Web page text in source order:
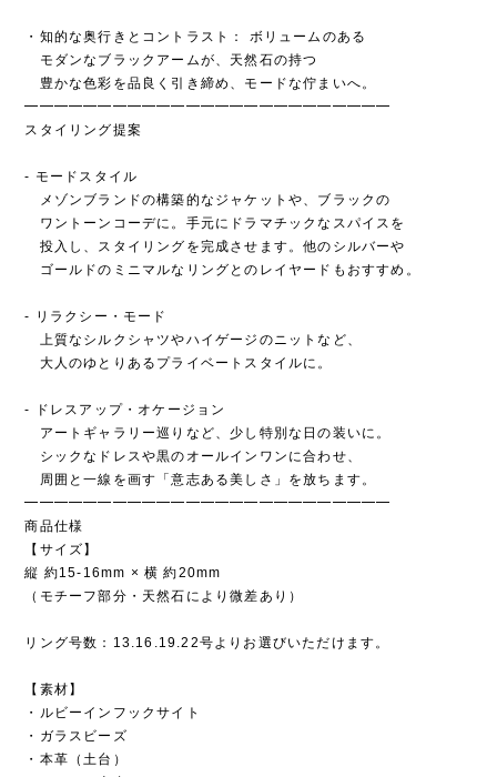
・知的な奥行きとコントラスト： ボリュームのある
モダンなブラックアームが、天然石の持つ
豊かな色彩を品良く引き締め、モードな佇まいへ。
━━━━━━━━━━━━━━━━━━━━━━━━━
スタイリング提案
- モードスタイル
メゾンブランドの構築的なジャケットや、ブラックの
ワントーンコーデに。手元にドラマチックなスパイスを
投入し、スタイリングを完成させます。他のシルバーや
ゴールドのミニマルなリングとのレイヤードもおすすめ。
- リラクシー・モード
上質なシルクシャツやハイゲージのニットなど、
大人のゆとりあるプライベートスタイルに。
- ドレスアップ・オケージョン
アートギャラリー巡りなど、少し特別な日の装いに。
シックなドレスや黒のオールインワンに合わせ、
周囲と一線を画す「意志ある美しさ」を放ちます。
━━━━━━━━━━━━━━━━━━━━━━━━━
商品仕様
【サイズ】
縦 約15-16mm × 横 約20mm
（モチーフ部分・天然石により微差あり）
リング号数：13.16.19.22号よりお選びいただけます。
【素材】
・ルビーインフックサイト
・ガラスビーズ
・本革（土台）